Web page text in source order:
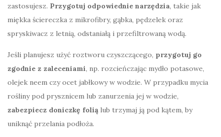
zastosujesz. Przygotuj odpowiednie narzędzia, takie jak
miękka ściereczka z mikrofibry, gąbka, pędzelek oraz
spryskiwacz z letnią, odstaniałą i przefiltrowaną wodą.
Jeśli planujesz użyć roztworu czyszczącego, przygotuj go
zgodnie z zaleceniami, np. rozcieńczając mydło potasowe,
olejek neem czy ocet jabłkowy w wodzie. W przypadku mycia
rośliny pod prysznicem lub zanurzenia jej w wodzie,
zabezpiecz doniczkę folią lub trzymaj ją pod kątem, by
uniknąć przelania podłoża.